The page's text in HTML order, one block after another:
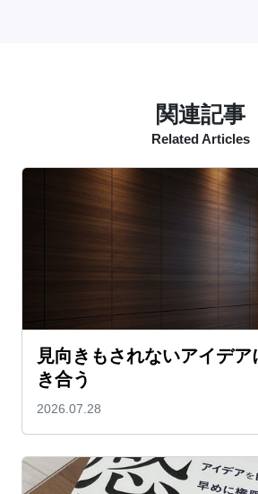
関連記事
Related Articles
見向きもされないアイデア
き合う
2026.07.28